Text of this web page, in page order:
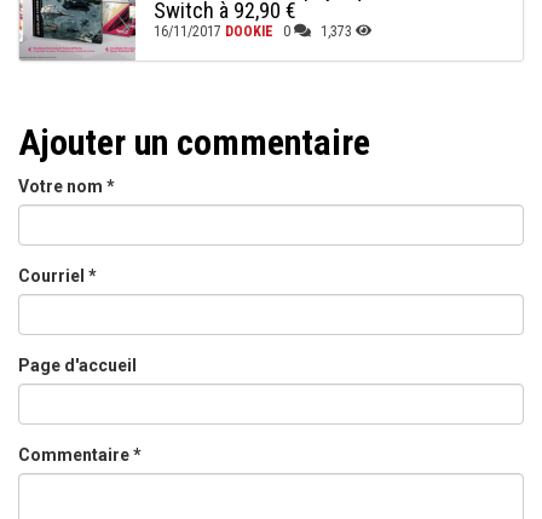
Switch à 92,90 €
16/11/2017 DOOKIE 0 1,373
Ajouter un commentaire
Votre nom *
Courriel *
Page d'accueil
Commentaire*